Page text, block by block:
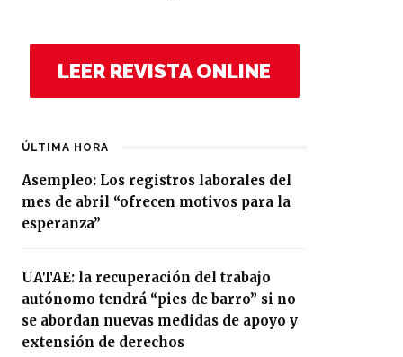
LEER REVISTA ONLINE
ÚLTIMA HORA
Asempleo: Los registros laborales del
mes de abril “ofrecen motivos para la
esperanza”
UATAE: la recuperación del trabajo
autónomo tendrá “pies de barro” si no
se abordan nuevas medidas de apoyo y
extensión de derechos